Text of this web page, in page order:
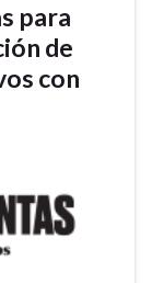
para
de
con